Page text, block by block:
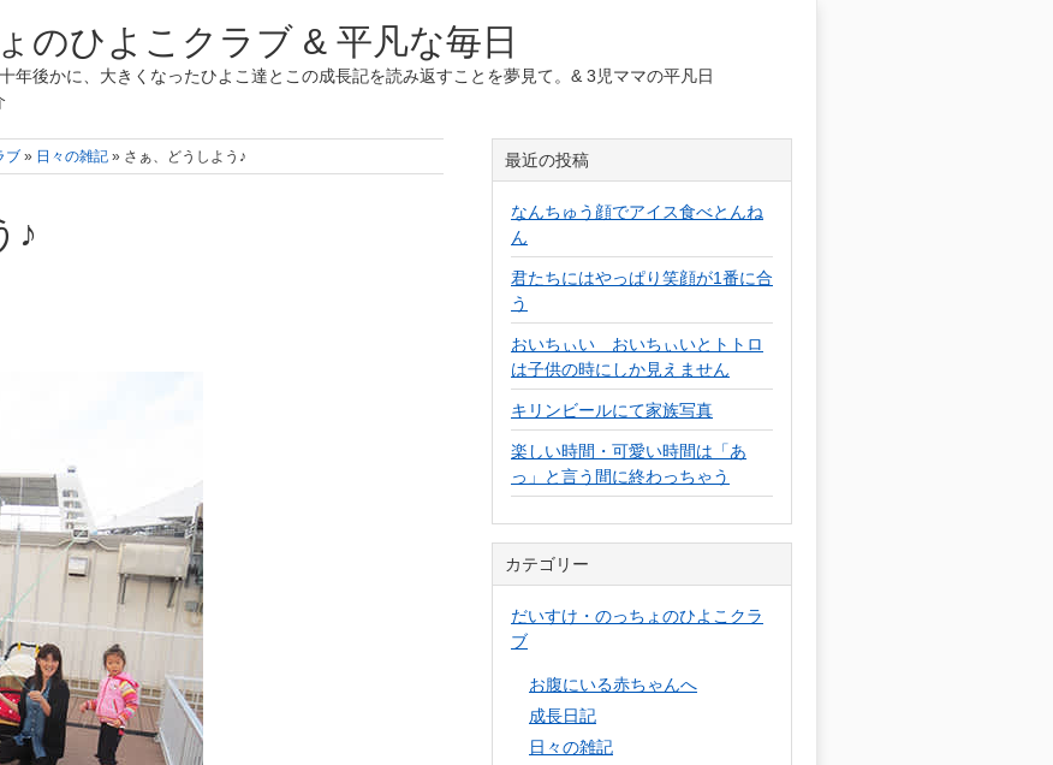
のひよこクラブ & 平凡な毎日
年後かに、大きくなったひよこ達とこの成長記を読み返すことを夢見て。& 3児ママの平凡日
ブ » 日々の雑記 » さぁ、どうしよう♪
♪
最近の投稿
なんちゅう顔でアイス食べとんね
ん
君たちにはやっぱり笑顔が1番に合
う
おいちぃい おいちぃいとトトロ
は子供の時にしか見えません
キリンビールにて家族写真
楽しい時間・可愛い時間は「あ
っ」と言う間に終わっちゃう
カテゴリー
だいすけ・のっちょのひよこクラ
ブ
お腹にいる赤ちゃんへ
成長日記
日々の雑記